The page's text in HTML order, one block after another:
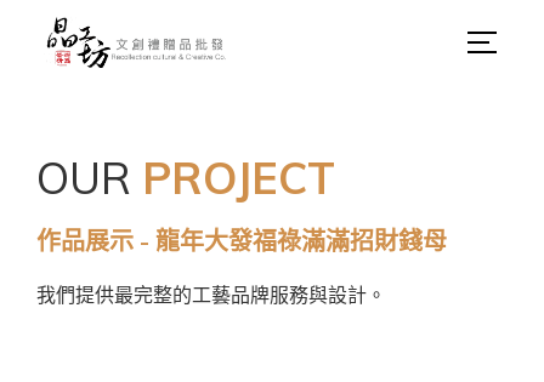
OUR PROJECT
作品展示 - 龍年大發福祿滿滿招財錢母
我們提供最完整的工藝品牌服務與設計。